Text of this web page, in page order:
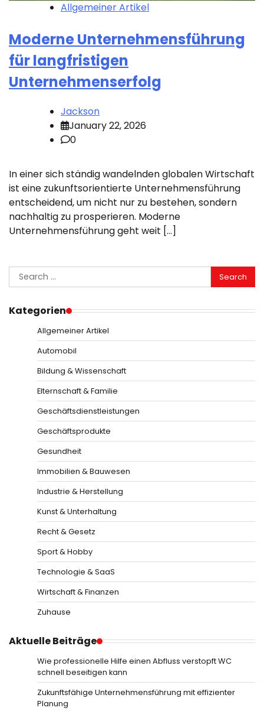
Allgemeiner Artikel
Moderne Unternehmensführung
für langfristigen
Unternehmenserfolg
Jackson
January 22, 2026
0
In einer sich ständig wandelnden globalen Wirtschaft
ist eine zukunftsorientierte Unternehmensführung
entscheidend, um nicht nur zu bestehen, sondern
nachhaltig zu prosperieren. Moderne
Unternehmensführung geht weit […]
Search
for:
Kategorien
Allgemeiner Artikel
Automobil
Bildung & Wissenschaft
Elternschaft & Familie
Geschäftsdienstleistungen
Geschäftsprodukte
Gesundheit
Immobilien & Bauwesen
Industrie & Herstellung
Kunst & Unterhaltung
Recht & Gesetz
Sport & Hobby
Technologie & SaaS
Wirtschaft & Finanzen
Zuhause
Aktuelle Beiträge
Wie professionelle Hilfe einen Abfluss verstopft WC
schnell beseitigen kann
Zukunftsfähige Unternehmensführung mit effizienter
Planung